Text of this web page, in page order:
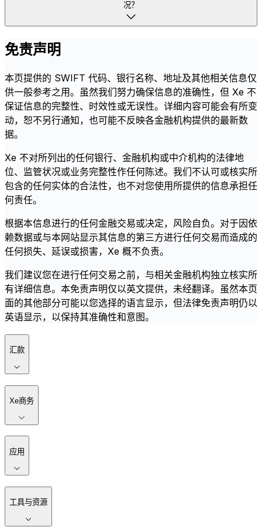
况？
免责声明
本页提供的 SWIFT 代码、银行名称、地址及其他相关信息仅
供一般参考之用。虽然我们努力确保信息的准确性，但 Xe 不
保证信息的完整性、时效性或无误性。详细内容可能会有所变
动，恕不另行通知，也可能不反映各金融机构提供的最新数
据。
Xe 不对所列出的任何银行、金融机构或中介机构的法律地
位、监管状况或业务完整性作任何陈述。我们不认可或核实所
包含的任何实体的合法性，也不对您使用所提供的信息承担任
何责任。
根据本信息进行的任何金融交易或决定，风险自负。对于因依
赖数据或与本网站显示其信息的第三方进行任何交易而造成的
任何损失、延误或损害，Xe 概不负责。
我们建议您在进行任何交易之前，与相关金融机构独立核实所
有详细信息。本免责声明仅以英文提供，未经翻译。虽然本页
面的其他部分可能以您选择的语言显示，但法律免责声明仍以
英语显示，以保持其准确性和意图。
汇款
Xe商务
应用
工具与资源